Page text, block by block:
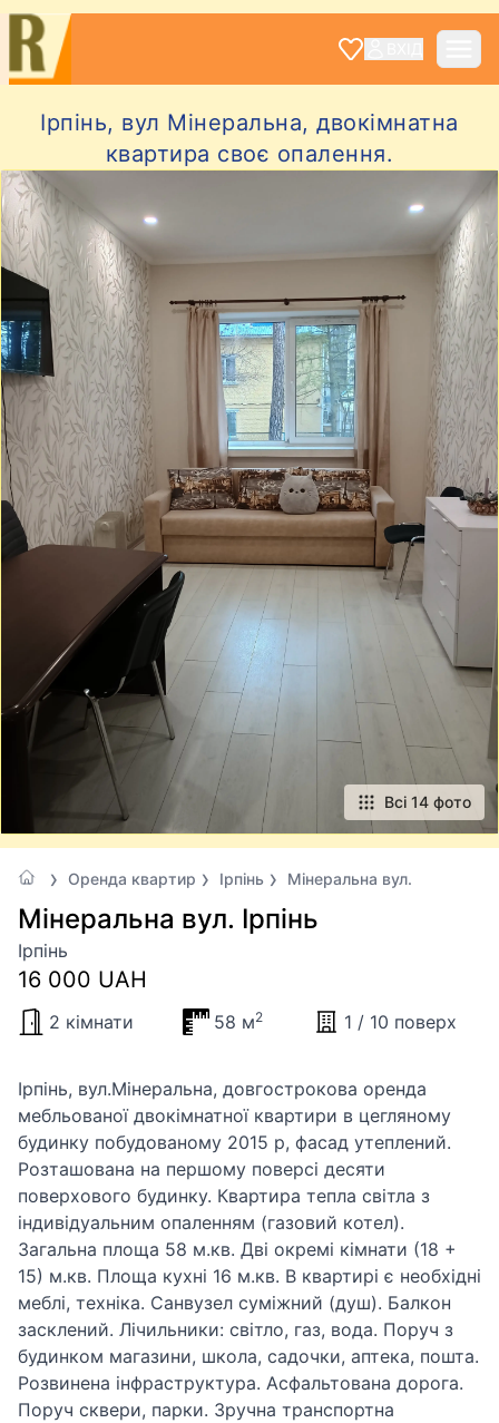
Ірпінь, вул Мінеральна, двокімнатна
квартира своє опалення.
Всі 14 фото
Оренда квартир Ірпінь Мінеральна вул.
Мінеральна вул. Ірпінь
Ірпінь
16 000 UAH
2 кімнати 58 м2 1 / 10 поверх
Ірпінь, вул.Мінеральна, довгострокова оренда
мебльованої двокімнатної квартири в цегляному
будинку побудованому 2015 р, фасад утеплений.
Розташована на першому поверсі десяти
поверхового будинку. Квартира тепла світла з
індивідуальним опаленням (газовий котел).
Загальна площа 58 м.кв. Дві окремі кімнати (18 +
15) м.кв. Площа кухні 16 м.кв. В квартирі є необхідні
меблі, техніка. Санвузел суміжний (душ). Балкон
засклений. Лічильники: світло, газ, вода. Поруч з
будинком магазини, школа, садочки, аптека, пошта.
Розвинена інфраструктура. Асфальтована дорога.
Поруч сквери, парки. Зручна транспортна